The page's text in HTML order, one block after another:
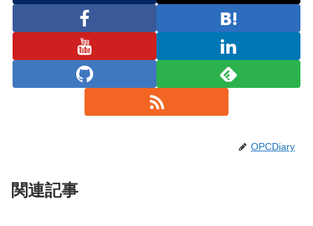
OPCDiary
関連記事